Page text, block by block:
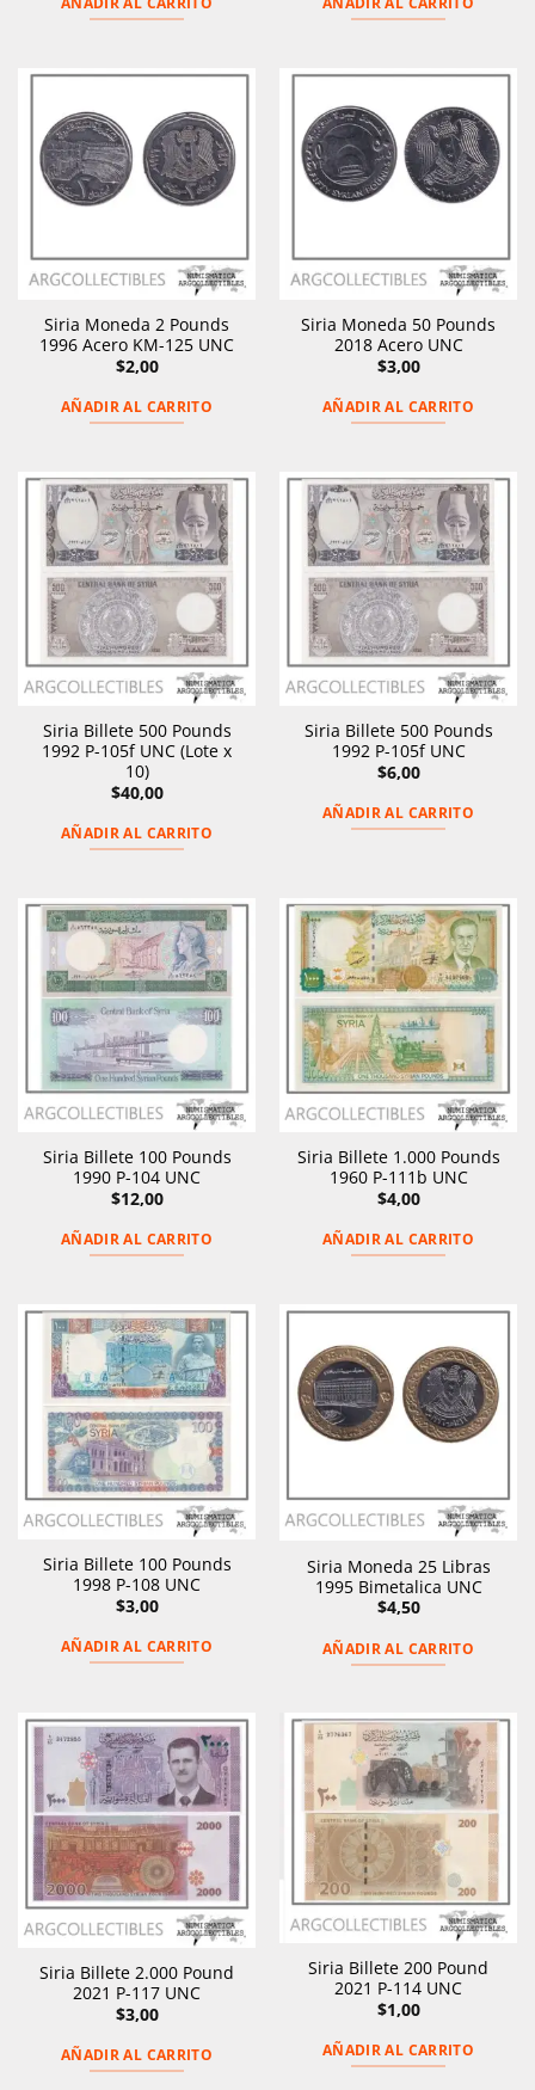
Siria Moneda 2 Pounds
1996 Acero KM-125 UNC
$2,00
AÑADIR AL CARRITO
Siria Moneda 50 Pounds
2018 Acero UNC
$3,00
AÑADIR AL CARRITO
Siria Billete 500 Pounds
1992 P-105f UNC (Lote x
10)
$40,00
AÑADIR AL CARRITO
Siria Billete 500 Pounds
1992 P-105f UNC
$6,00
AÑADIR AL CARRITO
Siria Billete 100 Pounds
1990 P-104 UNC
$12,00
AÑADIR AL CARRITO
Siria Billete 1.000 Pounds
1960 P-111b UNC
$4,00
AÑADIR AL CARRITO
Siria Billete 100 Pounds
1998 P-108 UNC
$3,00
AÑADIR AL CARRITO
Siria Moneda 25 Libras
1995 Bimetalica UNC
$4,50
AÑADIR AL CARRITO
Siria Billete 2.000 Pound
2021 P-117 UNC
$3,00
AÑADIR AL CARRITO
Siria Billete 200 Pound
2021 P-114 UNC
$1,00
AÑADIR AL CARRITO